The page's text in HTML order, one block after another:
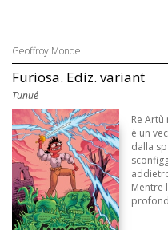
Geoffroy Monde
Furiosa. Ediz. variant
Tunué
Re
è un
dalla
Mentre